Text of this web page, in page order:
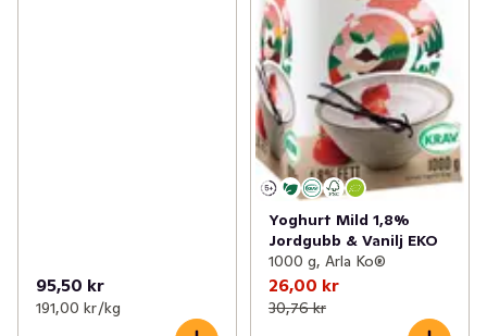
95,50 kr
191,00 kr /kg
Yoghurt Mild 1,8%
Jordgubb & Vanilj EKO
1000 g, Arla Ko®
26,00 kr
30,76 kr